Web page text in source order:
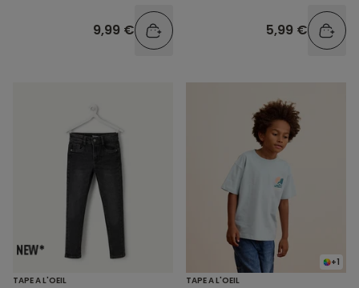
9,99 € 5,99 €
TAPE A L'OEIL
+1
TAPE A L'OEIL